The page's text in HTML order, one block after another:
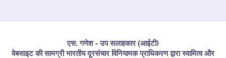
एस. गणेश - उप सलाहकार (आईटी)
वेबसाइट की सामग्री भारतीय दूरसंचार विनियामक प्राधिकरण द्वारा स्वामित्व और